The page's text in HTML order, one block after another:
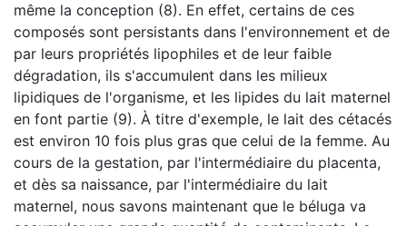
même la conception (8). En effet, certains de ces
composés sont persistants dans l'environnement et de
par leurs propriétés lipophiles et de leur faible
dégradation, ils s'accumulent dans les milieux
lipidiques de l'organisme, et les lipides du lait maternel
en font partie (9). À titre d'exemple, le lait des cétacés
est environ 10 fois plus gras que celui de la femme. Au
cours de la gestation, par l'intermédiaire du placenta,
et dès sa naissance, par l'intermédiaire du lait
maternel, nous savons maintenant que le béluga va